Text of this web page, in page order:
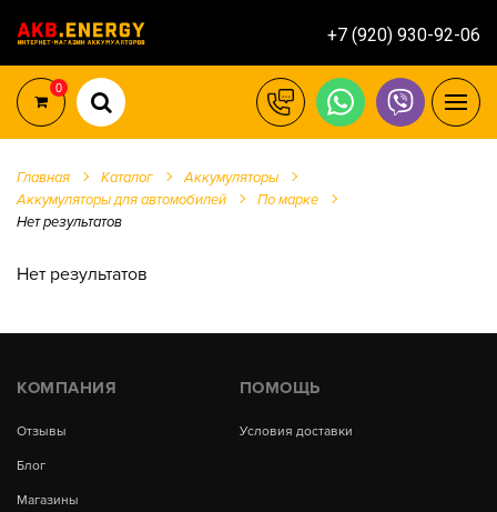
+7 (920) 930-92-06
0
Главная Каталог
Аккумуляторы
Аккумуляторы для автомобилей
По марке
Нет результатов
Нет результатов
КОМПАНИЯ
Отзывы
Блог
Магазины
ПОМОЩЬ
Условия доставки